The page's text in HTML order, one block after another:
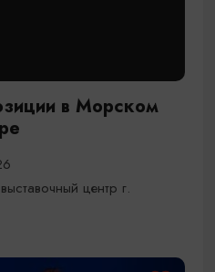
в Морском
центр г.